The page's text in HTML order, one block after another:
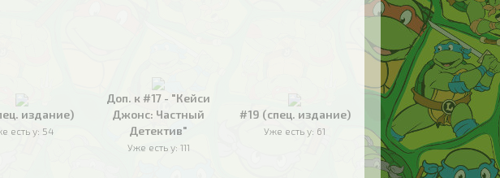
издание)
есть у: 54
Доп. к #17 - "Кейси
Джонс: Частный
Детектив"
Уже есть у: 111
#19 (спец. издание)
Уже есть у: 61